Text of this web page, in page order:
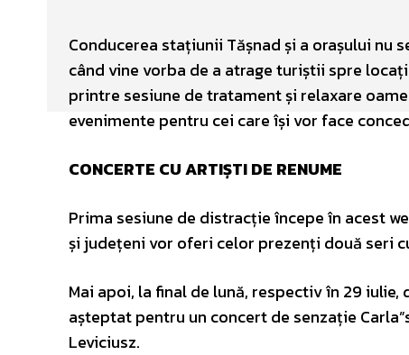
Conducerea stațiunii Tășnad și a orașului nu
când vine vorba de a atrage turiștii spre
printre sesiune de tratament și relaxare
evenimente pentru cei care își vor face
CONCERTE CU ARTIȘTI DE RENUME
Prima sesiune de distracție începe în acest
și județeni vor oferi celor prezenți două seri
Mai apoi, la final de lună, respectiv în 29
așteptat pentru un concert de senzație
Leviciusz.